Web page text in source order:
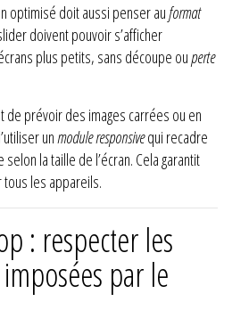
optimisé doit aussi penser auformat
doivent pouvoir s’afficher
plus petits, sans découpe ouperte
de prévoir des images carrées ou en
un module responsivequi recadre
selon la taille de l’écran. Cela garantit
les appareils.
: respecter les
par le